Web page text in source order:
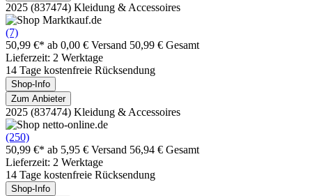
2025 (837474) Kleidung & Accessoires
(7)
50,99 €* ab 0,00 € Versand 50,99 € Gesamt
Lieferzeit: 2 Werktage
14 Tage kostenfreie Rücksendung
Shop-Info
Zum Anbieter
2025 (837474) Kleidung & Accessoires
(250)
50,99 €* ab 5,95 € Versand 56,94 € Gesamt
Lieferzeit: 2 Werktage
14 Tage kostenfreie Rücksendung
Shop-Info